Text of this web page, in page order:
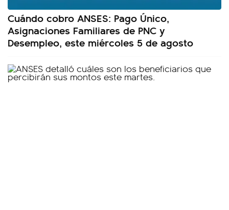
Cuándo cobro ANSES: Pago Único,
Asignaciones Familiares de PNC y
Desempleo, este miércoles 5 de agosto